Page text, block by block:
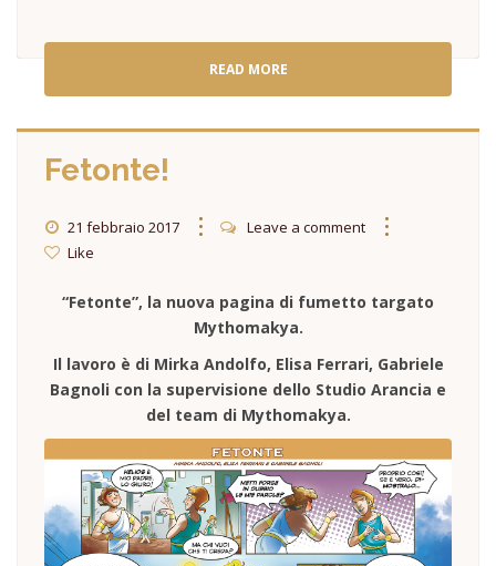
READ MORE
Fetonte!
21 febbraio 2017
Leave a comment
Like
“Fetonte”, la nuova pagina di fumetto targato
Mythomakya.
Il lavoro è di Mirka Andolfo, Elisa Ferrari, Gabriele
Bagnoli con la supervisione dello Studio Arancia e
del team di Mythomakya.